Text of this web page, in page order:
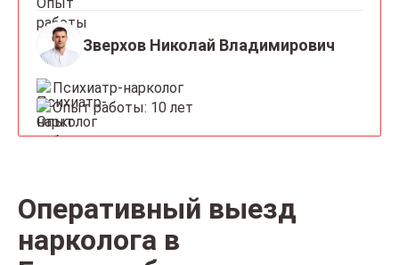
Зверхов Николай Владимирович
Психиатр-нарколог
Опыт работы: 10 лет
Оперативный выезд
нарколога в